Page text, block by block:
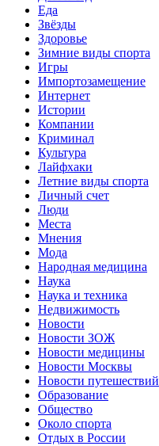
Еда
Звёзды
Здоровье
Зимние виды спорта
Игры
Импортозамещение
Интернет
Истории
Компании
Криминал
Культура
Лайфхаки
Летние виды спорта
Личный счет
Люди
Места
Мнения
Мода
Народная медицина
Наука
Наука и техника
Недвижимость
Новости
Новости ЗОЖ
Новости медицины
Новости Москвы
Новости путешествий
Образование
Общество
Около спорта
Отдых в России